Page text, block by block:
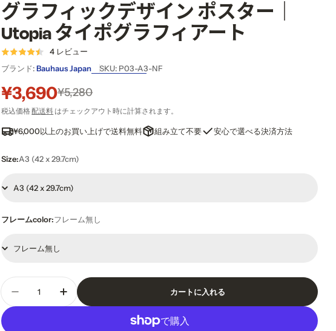
グラフィックデザイン ポスター｜
Utopia タイポグラフィアート
4 レビュー
ブランド: Bauhaus Japan SKU: P03-A3-NF
セ
ー
ル
価
格
¥3,690
通
常
価
格
¥5,280
税込価格 配送料 はチェックアウト時に計算されます。
¥6,000以上のお買い上げで送料無料 組み立て不要 安心で選べる決済方法
Size:A3 (42 x 29.7cm)
フレームcolor:フレーム無し
数
量
グラフィックデザイン ポスター｜Utopia タイポグラフィアート
グラフィックデザイン ポスター｜Utopia タイポグラフ
カートに入れる